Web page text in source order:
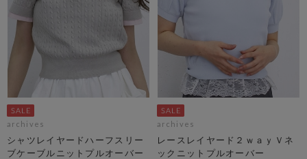
archives
シャツレイヤードハーフスリー
ブケーブルニットプルオーバー
archives
レースレイヤード２ｗａｙＶネ
ックニットプルオーバー